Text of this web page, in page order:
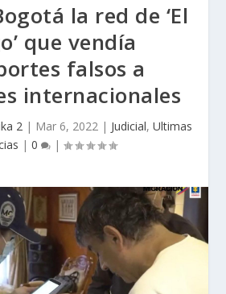
la red de ‘El
que vendía
falsos a
internacionales
2| Mar 6, 2022| Judicial, Ultimas
| 0 |